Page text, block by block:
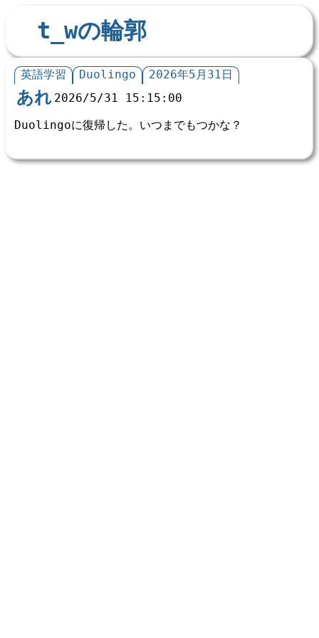
t_wの輪郭
英語学習 Duolingo 2026年5月31日
あれ 2026/5/31 15:15:00
Duolingoに復帰した。いつまでもつかな？